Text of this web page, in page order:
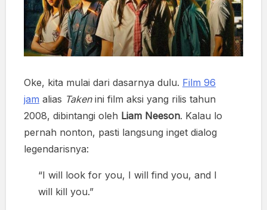
Oke, kita mulai dari dasarnya dulu. Film 96
jam alias Takenini film aksi yang rilis tahun
2008, dibintangi oleh Liam Neeson. Kalau lo
pernah nonton, pasti langsung inget dialog
legendarisnya:
“I will look for you, I will find you, and I
will kill you.”